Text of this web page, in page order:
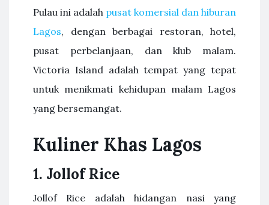
Pulau ini adalah pusat komersial dan hiburan
Lagos, dengan berbagai restoran, hotel,
pusat perbelanjaan, dan klub malam.
Victoria Island adalah tempat yang tepat
untuk menikmati kehidupan malam Lagos
yang bersemangat.
Kuliner Khas Lagos
1. Jollof Rice
Jollof Rice adalah hidangan nasi yang